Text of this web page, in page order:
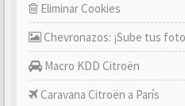
Eliminar Cookies
Chevronazos: ¡Sube tus
Macro KDD Citroën
Caravana Citroën a París